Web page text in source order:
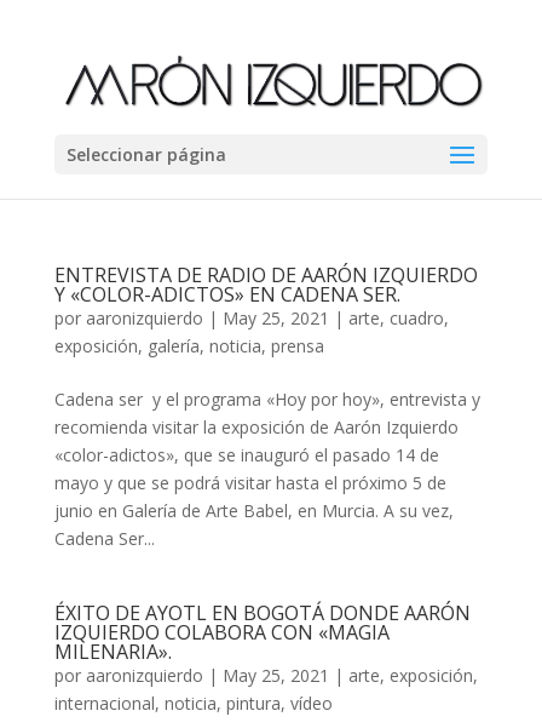
Seleccionar página
ENTREVISTA DE RADIO DE AARÓN IZQUIERDO
Y «COLOR-ADICTOS» EN CADENA SER.
por aaronizquierdo | May 25, 2021 | arte, cuadro,
exposición, galería, noticia, prensa
Cadena ser y el programa «Hoy por hoy», entrevista y
recomienda visitar la exposición de Aarón Izquierdo
«color-adictos», que se inauguró el pasado 14 de
mayo y que se podrá visitar hasta el próximo 5 de
junio en Galería de Arte Babel, en Murcia. A su vez,
Cadena Ser...
ÉXITO DE AYOTL EN BOGOTÁ DONDE AARÓN
IZQUIERDO COLABORA CON «MAGIA
MILENARIA».
por aaronizquierdo | May 25, 2021 | arte, exposición,
internacional, noticia, pintura, vídeo